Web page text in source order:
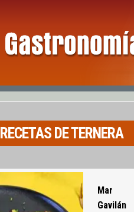
RECETAS DE TERNERA
Mar
Gavilán